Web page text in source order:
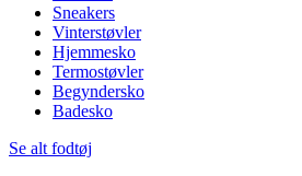
Sneakers
Vinterstøvler
Hjemmesko
Termostøvler
Begyndersko
Badesko
Se alt fodtøj